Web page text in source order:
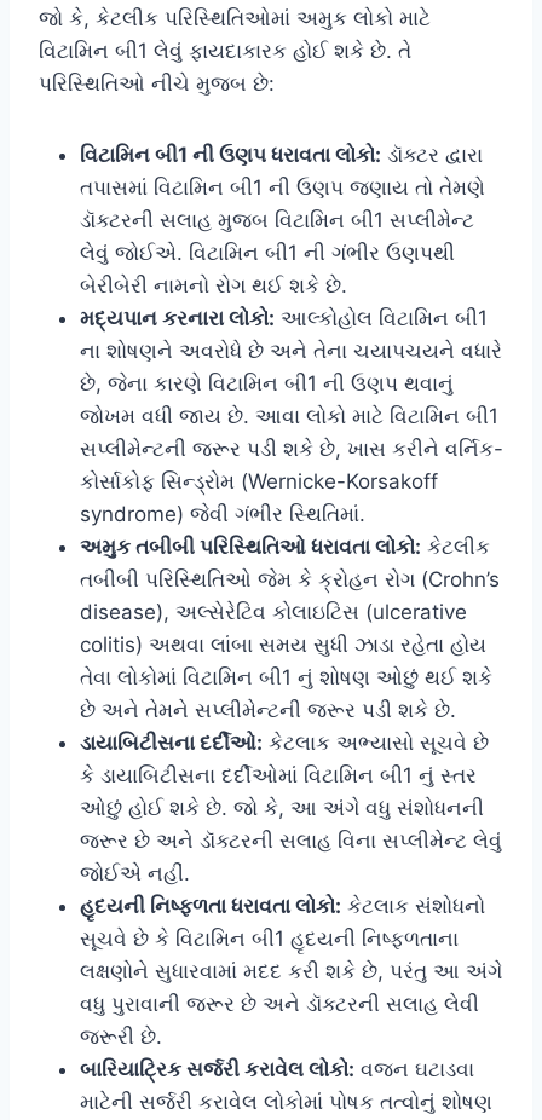
જો કે, કેટલીક પરિસ્થિતિઓમાં અમુક લોકો માટે
વિટામિન બી1 લેવું ફાયદાકારક હોઈ શકે છે. તે
પરિસ્થિતિઓ નીચે મુજબ છે:
વિટામિન બી1 ની ઉણપ ધરાવતા લોકો: ડૉક્ટર દ્વારા
તપાસમાં વિટામિન બી1 ની ઉણપ જણાય તો તેમણે
ડૉક્ટરની સલાહ મુજબ વિટામિન બી1 સપ્લીમેન્ટ
લેવું જોઈએ. વિટામિન બી1 ની ગંભીર ઉણપથી
બેરીબેરી નામનો રોગ થઈ શકે છે.
મદ્યપાન કરનારા લોકો: આલ્કોહોલ વિટામિન બી1
ના શોષણને અવરોધે છે અને તેના ચયાપચયને વધારે
છે, જેના કારણે વિટામિન બી1 ની ઉણપ થવાનું
જોખમ વધી જાય છે. આવા લોકો માટે વિટામિન બી1
સપ્લીમેન્ટની જરૂર પડી શકે છે, ખાસ કરીને વર્નિક-
કોર્સાકોફ સિન્ડ્રોમ (Wernicke-Korsakoff
syndrome) જેવી ગંભીર સ્થિતિમાં.
અમુક તબીબી પરિસ્થિતિઓ ધરાવતા લોકો: કેટલીક
તબીબી પરિસ્થિતિઓ જેમ કે ક્રોહન રોગ (Crohn’s
disease), અલ્સેરેટિવ કોલાઇટિસ (ulcerative
colitis) અથવા લાંબા સમય સુધી ઝાડા રહેતા હોય
તેવા લોકોમાં વિટામિન બી1 નું શોષણ ઓછું થઈ શકે
છે અને તેમને સપ્લીમેન્ટની જરૂર પડી શકે છે.
ડાયાબિટીસના દર્દીઓ: કેટલાક અભ્યાસો સૂચવે છે
કે ડાયાબિટીસના દર્દીઓમાં વિટામિન બી1 નું સ્તર
ઓછું હોઈ શકે છે. જો કે, આ અંગે વધુ સંશોધનની
જરૂર છે અને ડૉક્ટરની સલાહ વિના સપ્લીમેન્ટ લેવું
જોઈએ નહીં.
હૃદયની નિષ્ફળતા ધરાવતા લોકો: કેટલાક સંશોધનો
સૂચવે છે કે વિટામિન બી1 હૃદયની નિષ્ફળતાના
લક્ષણોને સુધારવામાં મદદ કરી શકે છે, પરંતુ આ અંગે
વધુ પુરાવાની જરૂર છે અને ડૉક્ટરની સલાહ લેવી
જરૂરી છે.
બારિયાટ્રિક સર્જરી કરાવેલ લોકો: વજન ઘટાડવા
માટેની સર્જરી કરાવેલ લોકોમાં પોષક તત્વોનું શોષણ